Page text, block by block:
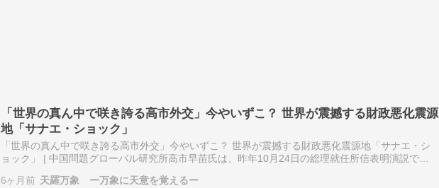
「世界の真ん中で咲き誇る高市外交」今やいずこ？ 世界が震撼する財政悪化震源
地「サナエ・ショック」
「世界の真ん中で咲き誇る高市外交」今やいずこ？ 世界が震撼する財政悪化震源地「サナエ・シ
ョック」 | 中国問題グローバル研究所高市早苗氏は、昨年10月24日の総理就任所信表明演説で
6ヶ月前 天羅万象 ー万象に天意を覚えるー